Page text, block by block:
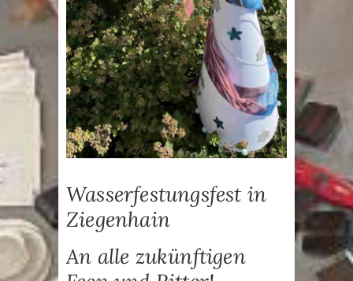
Wasserfestungsfest in
Ziegenhain
An alle zukünftigen